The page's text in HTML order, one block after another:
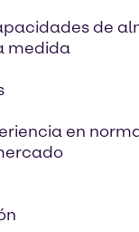
de
medida
en